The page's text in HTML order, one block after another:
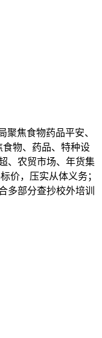
聚焦食物药品平安、
物、药品、特种设
、农贸市场、年货集
价，压实从体义务；
多部分查抄校外培训